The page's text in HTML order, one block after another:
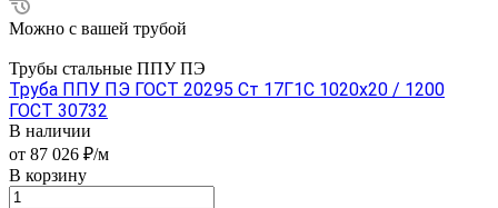
Можно с вашей трубой
Трубы стальные ППУ ПЭ
Труба ППУ ПЭ ГОСТ 20295 Ст 17Г1С 1020x20 / 1200
ГОСТ 30732
В наличии
от 87 026 ₽/м
В корзину